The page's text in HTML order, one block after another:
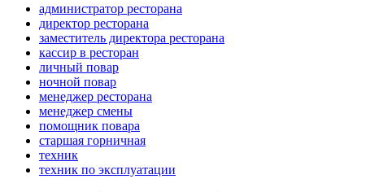
администратор ресторана
директор ресторана
заместитель директора ресторана
кассир в ресторан
личный повар
ночной повар
менеджер ресторана
менеджер смены
помощник повара
старшая горничная
техник
техник по эксплуатации